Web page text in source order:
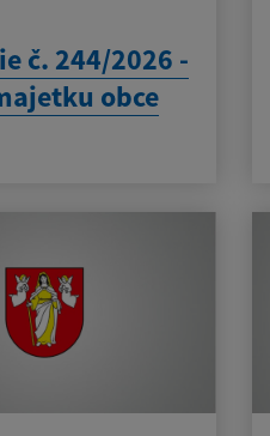
č. 244/2026 -
obce